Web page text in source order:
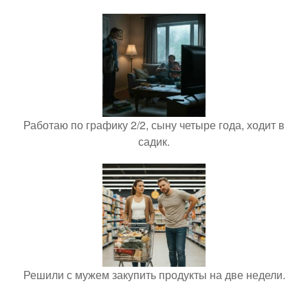
Работаю по графику 2/2, сыну четыре года, ходит в
садик.
Решили с мужем закупить продукты на две недели.